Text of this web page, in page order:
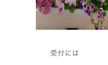
受付には